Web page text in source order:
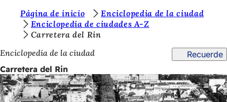
Saltar al contenido
t
á
s
a
Página de inicio
Enciclopedia de la ciudad
Enciclopedia de ciudades A-Z
Carretera del Rin
Enciclopedia de la ciudad
Recuerde
Carretera del Rin